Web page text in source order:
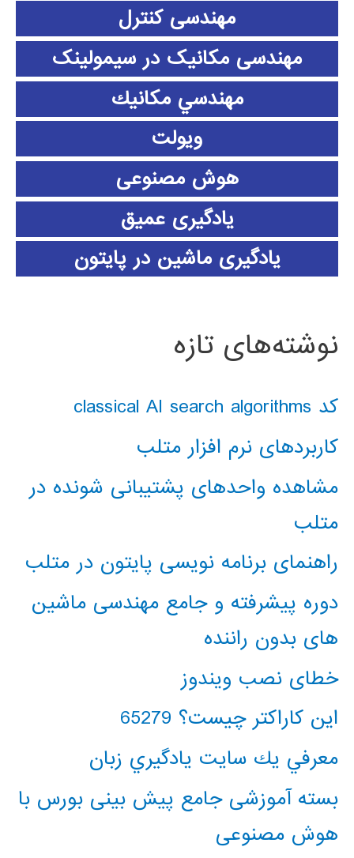
مهندسی کنترل
مهندسی مکانیک در سیمولینک
مهندسي مكانيك
ویولت
هوش مصنوعی
یادگیری عمیق
یادگیری ماشین در پایتون
نوشته‌های تازه
کد classical AI search algorithms
کاربردهای نرم افزار متلب
مشاهده واحدهای پشتیبانی شونده در
متلب
راهنمای برنامه نویسی پایتون در متلب
دوره پیشرفته و جامع مهندسی ماشین
های بدون راننده
خطای نصب ویندوز
این کاراکتر چیست؟ 65279
معرفي يك سايت يادگيري زبان
بسته آموزشی جامع پیش بینی بورس با
هوش مصنوعی